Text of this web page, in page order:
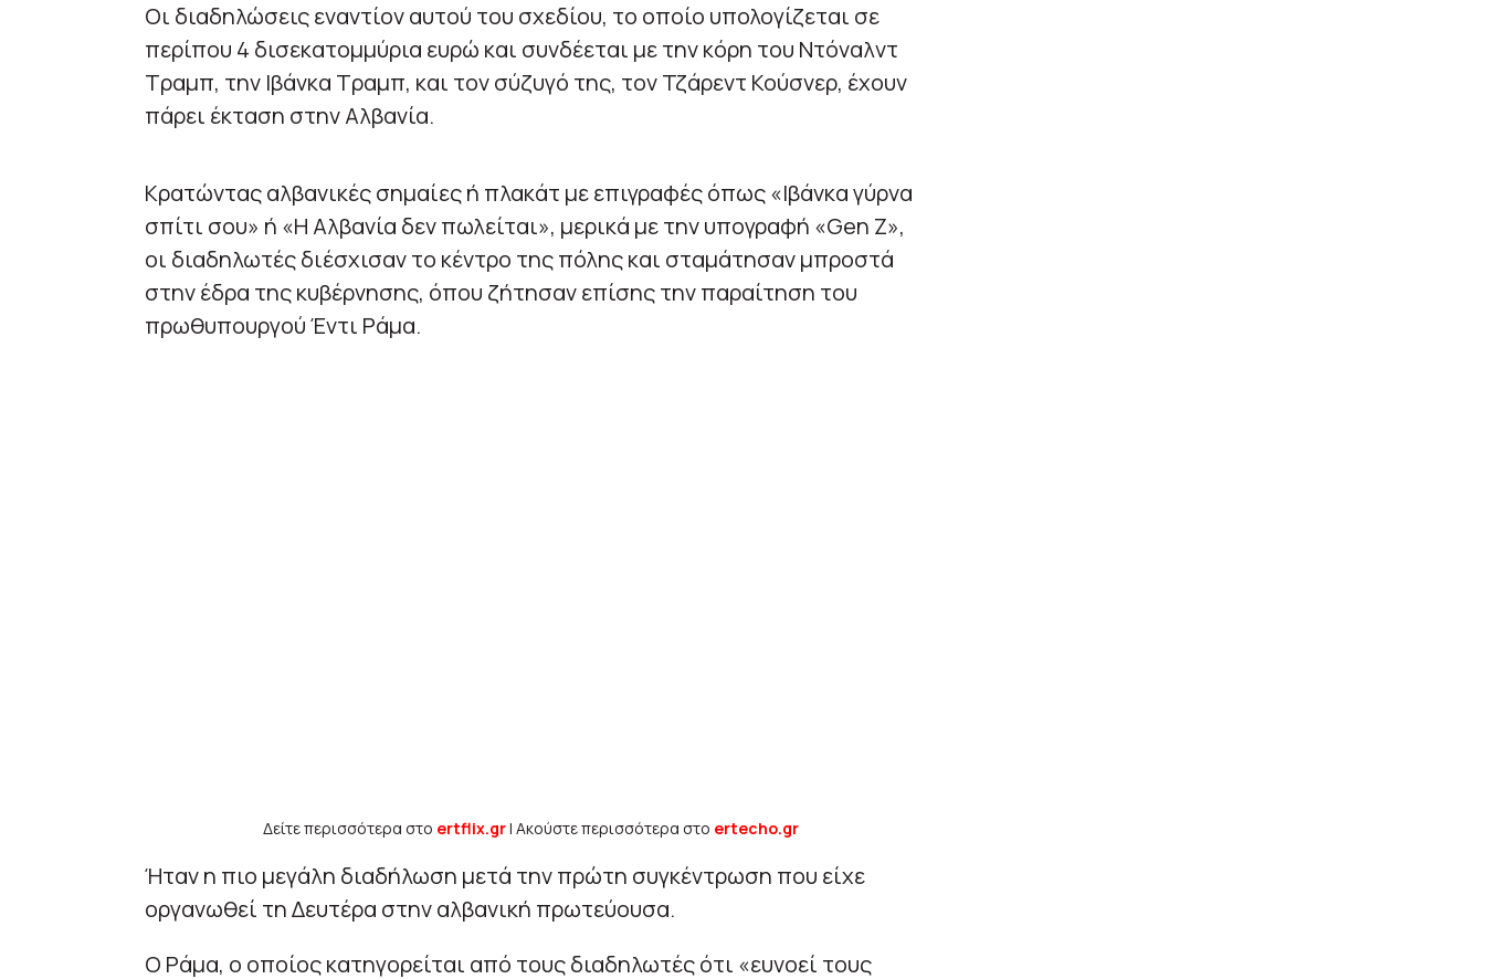
Οι διαδηλώσεις εναντίον αυτού του σχεδίου, το οποίο υπολογίζεται σε
περίπου 4 δισεκατομμύρια ευρώ και συνδέεται με την κόρη του Ντόναλντ
Τραμπ, την Ιβάνκα Τραμπ, και τον σύζυγό της, τον Τζάρεντ Κούσνερ, έχουν
πάρει έκταση στην Αλβανία.
Κρατώντας αλβανικές σημαίες ή πλακάτ με επιγραφές όπως «Ιβάνκα γύρνα
σπίτι σου» ή «Η Αλβανία δεν πωλείται», μερικά με την υπογραφή «Gen Z»,
οι διαδηλωτές διέσχισαν το κέντρο της πόλης και σταμάτησαν μπροστά
στην έδρα της κυβέρνησης, όπου ζήτησαν επίσης την παραίτηση του
πρωθυπουργού Έντι Ράμα.
Δείτε περισσότερα στο ertflix.gr| Ακούστε περισσότερα στο ertecho.gr
Ήταν η πιο μεγάλη διαδήλωση μετά την πρώτη συγκέντρωση που είχε
οργανωθεί τη Δευτέρα στην αλβανική πρωτεύουσα.
Ο Ράμα, ο οποίος κατηγορείται από τους διαδηλωτές ότι «ευνοεί τους